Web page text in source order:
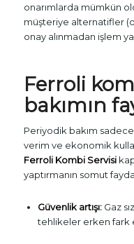
onarımlarda mümkün
müşteriye alternatifler
onay alınmadan işlem
Ferroli
bakımın
Periyodik bakım
verim ve ekonomik
Ferroli Kombi Servisi
yaptırmanın somut
Güvenlik artışı:Gaz
tehlikeler erken fark